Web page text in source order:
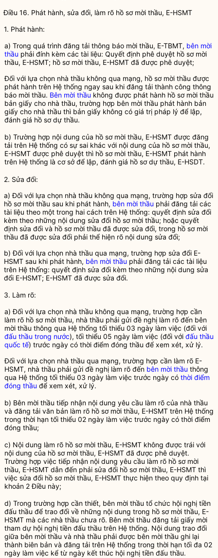
Điều 16. Phát hành, sửa đổi, làm rõ hồ sơ mời thầu, E-HSMT
1. Phát hành:
a) Trong quá trình đăng tải thông báo mời thầu, E-TBMT, bên mời
thầu phải đính kèm các tài liệu: Quyết định phê duyệt hồ sơ mời
thầu, E-HSMT; hồ sơ mời thầu, E-HSMT đã được phê duyệt;
Đối với lựa chọn nhà thầu không qua mạng, hồ sơ mời thầu được
phát hành trên Hệ thống ngay sau khi đăng tải thành công thông
báo mời thầu. Bên mời thầu không được phát hành hồ sơ mời thầu
bản giấy cho nhà thầu, trường hợp bên mời thầu phát hành bản
giấy cho nhà thầu thì bản giấy không có giá trị pháp lý để lập,
đánh giá hồ sơ dự thầu.
b) Trường hợp nội dung của hồ sơ mời thầu, E-HSMT được đăng
tải trên Hệ thống có sự sai khác với nội dung của hồ sơ mời thầu,
E-HSMT được phê duyệt thì hồ sơ mời thầu, E-HSMT phát hành
trên Hệ thống là cơ sở để lập, đánh giá hồ sơ dự thầu, E-HSDT.
2. Sửa đổi:
a) Đối với lựa chọn nhà thầu không qua mạng, trường hợp sửa đổi
hồ sơ mời thầu sau khi phát hành, bên mời thầu phải đăng tải các
tài liệu theo một trong hai cách trên Hệ thống: quyết định sửa đổi
kèm theo những nội dung sửa đổi hồ sơ mời thầu; hoặc quyết
định sửa đổi và hồ sơ mời thầu đã được sửa đổi, trong hồ sơ mời
thầu đã được sửa đổi phải thể hiện rõ nội dung sửa đổi;
b) Đối với lựa chọn nhà thầu qua mạng, trường hợp sửa đổi E-
HSMT sau khi phát hành, bên mời thầu phải đăng tải các tài liệu
trên Hệ thống: quyết định sửa đổi kèm theo những nội dung sửa
đổi E-HSMT; E-HSMT đã được sửa đổi.
3. Làm rõ:
a) Đối với lựa chọn nhà thầu không qua mạng, trường hợp cần
làm rõ hồ sơ mời thầu, nhà thầu phải gửi đề nghị làm rõ đến bên
mời thầu thông qua Hệ thống tối thiểu 03 ngày làm việc (đối với
đấu thầu trong nước), tối thiểu 05 ngày làm việc (đối với đấu thầu
quốc tế) trước ngày có thời điểm đóng thầu để xem xét, xử lý.
Đối với lựa chọn nhà thầu qua mạng, trường hợp cần làm rõ E-
HSMT, nhà thầu phải gửi đề nghị làm rõ đến bên mời thầu thông
qua Hệ thống tối thiểu 03 ngày làm việc trước ngày có thời điểm
đóng thầu để xem xét, xử lý.
b) Bên mời thầu tiếp nhận nội dung yêu cầu làm rõ của nhà thầu
và đăng tải văn bản làm rõ hồ sơ mời thầu, E-HSMT trên Hệ thống
trong thời hạn tối thiểu 02 ngày làm việc trước ngày có thời điểm
đóng thầu;
c) Nội dung làm rõ hồ sơ mời thầu, E-HSMT không được trái với
nội dung của hồ sơ mời thầu, E-HSMT đã được phê duyệt.
Trường hợp việc tiếp nhận nội dung yêu cầu làm rõ hồ sơ mời
thầu, E-HSMT dẫn đến phải sửa đổi hồ sơ mời thầu, E-HSMT thì
việc sửa đổi hồ sơ mời thầu, E-HSMT thực hiện theo quy định tại
khoản 2 Điều này;
d) Trong trường hợp cần thiết, bên mời thầu tổ chức hội nghị tiền
đấu thầu để trao đổi về những nội dung trong hồ sơ mời thầu, E-
HSMT mà các nhà thầu chưa rõ. Bên mời thầu đăng tải giấy mời
tham dự hội nghị tiền đấu thầu trên Hệ thống. Nội dung trao đổi
giữa bên mời thầu và nhà thầu phải được bên mời thầu ghi lại
thành biên bản và đăng tải trên Hệ thống trong thời hạn tối đa 02
ngày làm việc kể từ ngày kết thúc hội nghị tiền đấu thầu.